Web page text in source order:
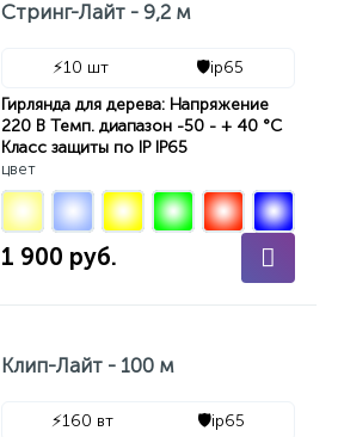
Стринг-Лайт - 9,2 м
⚡10 шт 🛡️ip65
Гирлянда для дерева: Напряжение
220 В Темп. диапазон -50 - + 40 °С
Класс защиты по IP IP65
цвет
1 900 руб.
Клип-Лайт - 100 м
⚡160 вт 🛡️ip65